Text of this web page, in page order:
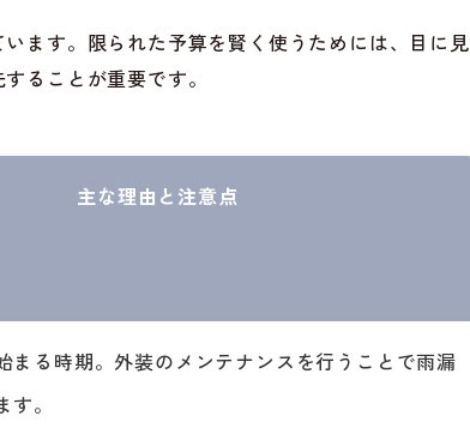
ます。限られた予算を賢く使うためには、目に見
ることが重要です。
主な理由と注意点
まる時期。外装のメンテナンスを行うことで雨漏
。